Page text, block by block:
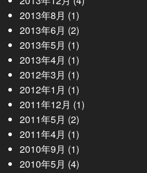
2013年8月 (1)
2013年6月 (2)
2013年5月 (1)
2013年4月 (1)
2012年3月 (1)
2012年1月 (1)
2011年12月 (1)
2011年5月 (2)
2011年4月 (1)
2010年9月 (1)
2010年5月 (4)